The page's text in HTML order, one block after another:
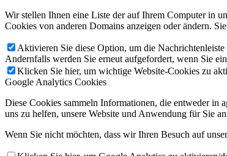
Wir stellen Ihnen eine Liste der auf Ihrem Computer in
Cookies von anderen Domains anzeigen oder ändern.
Aktivieren Sie diese Option, um die
Andernfalls werden Sie erneut aufgefordert, wenn Sie
Klicken Sie hier, um wichtige Website-Cookies zu
Google Analytics Cookies
Diese Cookies sammeln Informationen, die entweder in
uns zu helfen, unsere Website und Anwendung für Sie
Wenn Sie nicht möchten, dass wir Ihren Besuch auf